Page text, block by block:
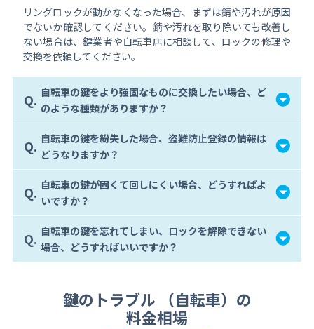
リングロックが動かなくなった場合、まずは錆や汚れが原因
でないか確認してください。錆や汚れを取り除いても改善し
ない場合は、鍵業者や自転車店に相談して、ロックの修理や
交換を依頼してください。
Q. 自転車の鍵をより強固なものに交換したい場合、ど
のような種類がありますか？
Q. 自転車の鍵を紛失した場合、盗難防止登録の情報は
どうなりますか？
Q. 自転車の鍵が固くて回しにくい場合、どうすればよ
いですか？
Q. 自転車の鍵を忘れてしまい、ロックを解除できない
場合、どうすればいいですか？
鍵のトラブル （自転車）の
料金相場